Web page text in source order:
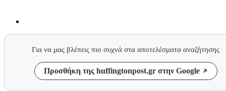
Για να μας βλέπεις πιο συχνά στα αποτελέσματα αναζήτησης
Προσθήκη της huffingtonpost.gr στην Google